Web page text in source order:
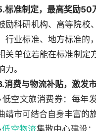
标准制定，最高奖励50
励科研机构、高等院校
行业标准、地方标准的
关单位若能在标准制定
力。
消费与物流补贴，激发
低空文旅消费券：每年
靖市可结合自身丰富的
低空物流集散中心建设